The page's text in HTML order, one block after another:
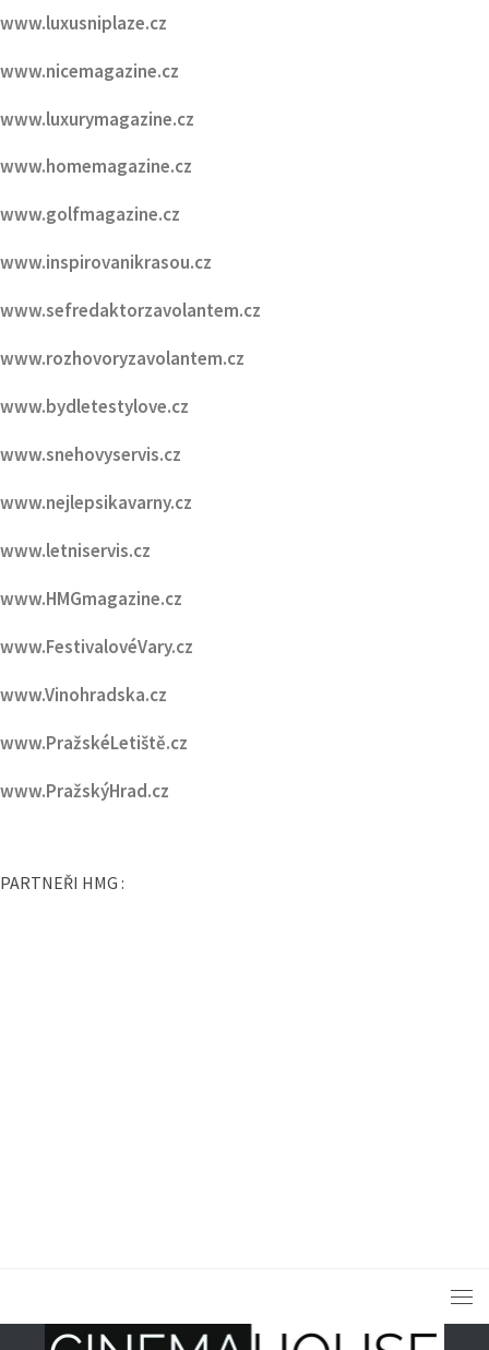
www.luxusniplaze.cz
www.nicemagazine.cz
www.luxurymagazine.cz
www.homemagazine.cz
www.golfmagazine.cz
www.inspirovanikrasou.cz
www.sefredaktorzavolantem.cz
www.rozhovoryzavolantem.cz
www.bydletestylove.cz
www.snehovyservis.cz
www.nejlepsikavarny.cz
www.letniservis.cz
www.HMGmagazine.cz
www.FestivalovéVary.cz
www.Vinohradska.cz
www.PražskéLetiště.cz
www.PražskýHrad.cz
PARTNEŘI HMG :